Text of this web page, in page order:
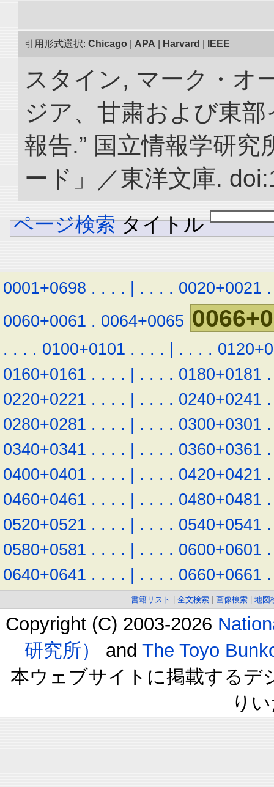
引用形式選択: Chicago APA Harvard IEEE
スタイン, マーク・オ
ジア、甘粛および東
報告.” 国立情報学研
ード」／東洋文庫.
ページ検索 タイトル
0001+0698 . . . . | . . . . 0020+0021 .
0060+0061 . 0064+0065
. . . . 0100+0101 . . . . | . . . .
0160+0161 . . . . | . . . . 0180+0181 .
0220+0221 . . . . | . . . . 0240+0241 .
0280+0281 . . . . | . . . . 0300+0301 .
0340+0341 . . . . | . . . . 0360+0361 .
0400+0401 . . . . | . . . . 0420+0421 .
0460+0461 . . . . | . . . . 0480+0481 .
0520+0521 . . . . | . . . . 0540+0541 .
0580+0581 . . . . | . . . . 0600+0601 .
0640+0641 . . . . | . . . . 0660+0661 .
書籍リスト 全文検索 画像検索 地図
Copyright (C) 2003-2026
研究所）
and The Toyo
本ウェブサイトに掲載するデ
り